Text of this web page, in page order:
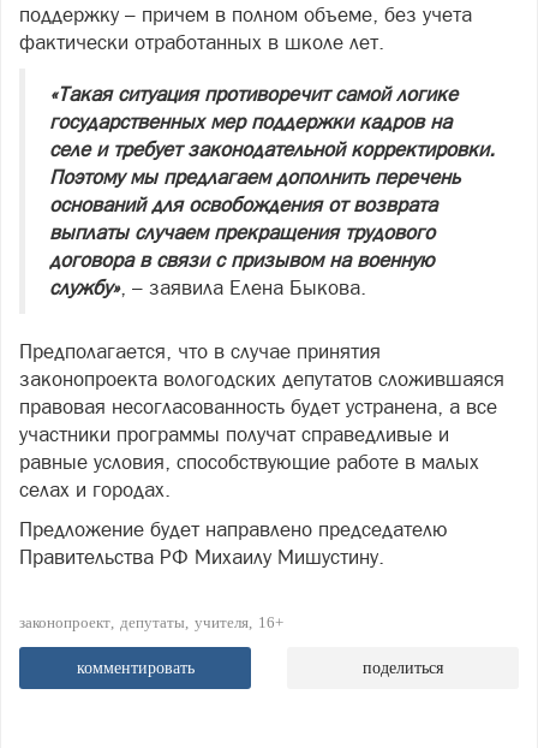
поддержку – причем в полном объеме, без учета
фактически отработанных в школе лет.
«Такая ситуация противоречит самой логике
государственных мер поддержки кадров на
селе и требует законодательной корректировки.
Поэтому мы предлагаем дополнить перечень
оснований для освобождения от возврата
выплаты случаем прекращения трудового
договора в связи с призывом на военную
службу», – заявила Елена Быкова.
Предполагается, что в случае принятия
законопроекта вологодских депутатов сложившаяся
правовая несогласованность будет устранена, а все
участники программы получат справедливые и
равные условия, способствующие работе в малых
селах и городах.
Предложение будет направлено председателю
Правительства РФ Михаилу Мишустину.
законопроект депутаты учителя 16+
комментировать поделиться